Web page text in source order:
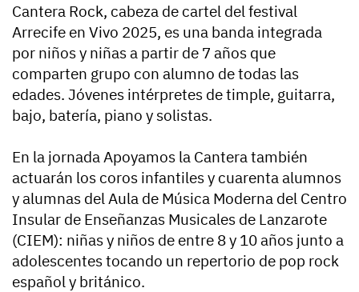
Cantera Rock, cabeza de cartel del festival
Arrecife en Vivo 2025, es una banda integrada
por niños y niñas a partir de 7 años que
comparten grupo con alumno de todas las
edades. Jóvenes intérpretes de timple, guitarra,
bajo, batería, piano y solistas.
En la jornada Apoyamos la Cantera también
actuarán los coros infantiles y cuarenta alumnos
y alumnas del Aula de Música Moderna del Centro
Insular de Enseñanzas Musicales de Lanzarote
(CIEM): niñas y niños de entre 8 y 10 años junto a
adolescentes tocando un repertorio de pop rock
español y británico.